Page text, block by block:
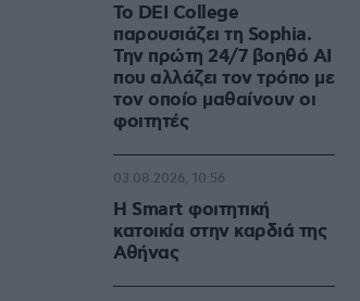
Το DEI College
παρουσιάζει τη Sophia.
Την πρώτη 24/7 βοηθό AI
που αλλάζει τον τρόπο με
τον οποίο μαθαίνουν οι
φοιτητές
Η Smart φοιτητική
κατοικία στην καρδιά της
Αθήνας
03.08.2026, 10:56